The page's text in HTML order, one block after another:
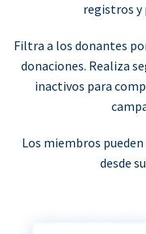
registros y
Filtra a los donantes
donaciones. Realiza
inactivos para
Los miembros
desde